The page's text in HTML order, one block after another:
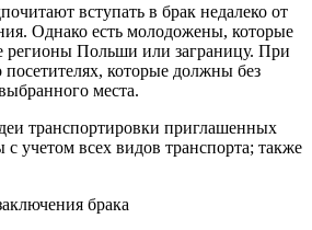
вступать в брак недалеко от
Однако есть молодожены, которые
регионы Польши или заграницу. При
посетителях, которые должны без
места.
транспортировки приглашенных
с учетом всех видов транспорта; также
брака